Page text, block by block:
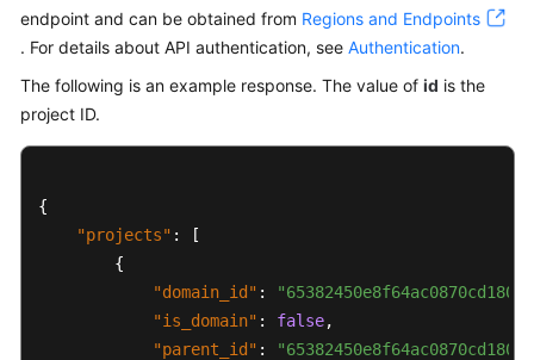
Performance
White
API
Reference
SDK
Reference
endpoint and can be obtained from Regions and Endpoints
. For details about API authentication, see Authentication.
The following is an example response. The value of id is the
project ID.
{
"projects" :
[
{
"domain_id" :
"is_domain" : false,
"parent_id" :